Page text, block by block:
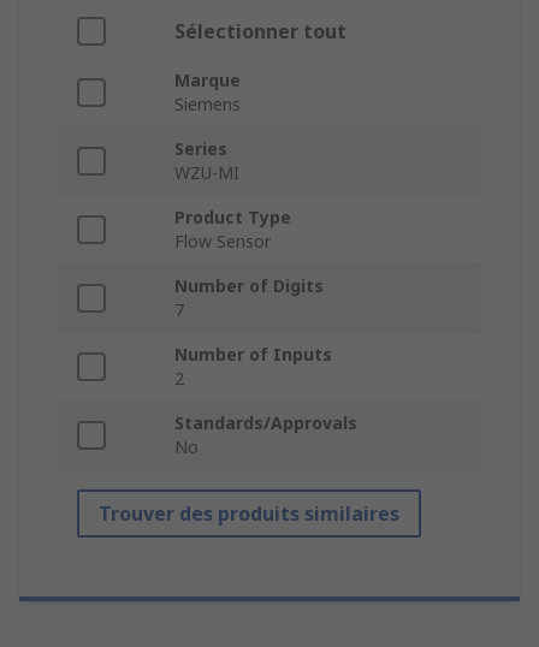
Sélectionner tout
Marque
Siemens
Series
WZU-MI
Product Type
Flow Sensor
Number of Digits
7
Number of Inputs
2
Standards/Approvals
No
Trouver des produits similaires